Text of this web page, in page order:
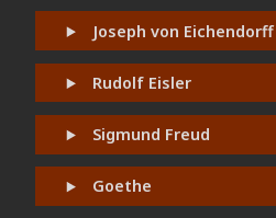
Joseph von Eichendorff
Rudolf Eisler
Sigmund Freud
Goethe